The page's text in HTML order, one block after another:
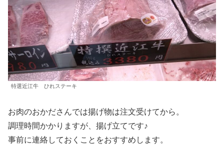
特選近江牛 ひれステーキ
お肉のおかださんでは揚げ物は注文受けてから。
調理時間かかりますが、揚げ立てです♪
事前に連絡しておくことをおすすめします。